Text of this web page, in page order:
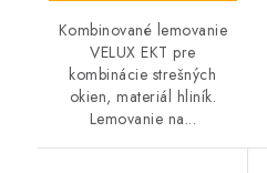
Kombinované lemovanie
VELUX EKT pre
kombinácie strešných
okien, materiál hliník.
Lemovanie na...